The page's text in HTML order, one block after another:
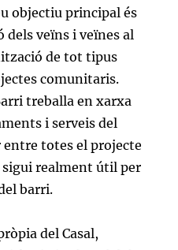
objectiu principal és
veïns i veïnes al
de tot tipus
comunitaris.
treballa en xarxa
i serveis del
totes el projecte
sigui realment útil per
barri.
del Casal,